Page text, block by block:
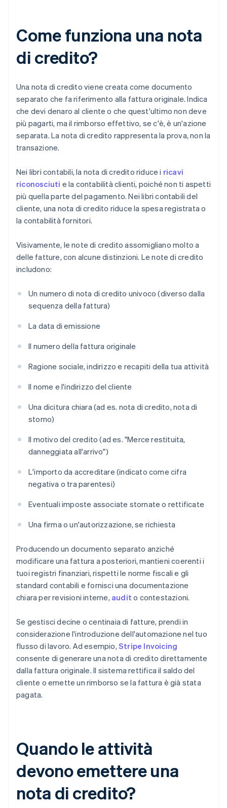
Come funziona una nota
di credito?
Una nota di credito viene creata come documento
separato che fa riferimento alla fattura originale. Indica
che devi denaro al cliente o che quest'ultimo non deve
più pagarti, ma il rimborso effettivo, se c'è, è un'azione
separata. La nota di credito rappresenta la prova, non la
transazione.
Nei libri contabili, la nota di credito riduce i ricavi
riconosciuti e la contabilità clienti, poiché non ti aspetti
più quella parte del pagamento. Nei libri contabili del
cliente, una nota di credito riduce la spesa registrata o
la contabilità fornitori.
Visivamente, le note di credito assomigliano molto a
delle fatture, con alcune distinzioni. Le note di credito
includono:
Un numero di nota di credito univoco (diverso dalla
sequenza della fattura)
La data di emissione
Il numero della fattura originale
Ragione sociale, indirizzo e recapiti della tua attività
Il nome e l'indirizzo del cliente
Una dicitura chiara (ad es. nota di credito, nota di
storno)
Il motivo del credito (ad es. "Merce restituita,
danneggiata all'arrivo")
L'importo da accreditare (indicato come cifra
negativa o tra parentesi)
Eventuali imposte associate stornate o rettificate
Una firma o un'autorizzazione, se richiesta
Producendo un documento separato anziché
modificare una fattura a posteriori, mantieni coerenti i
tuoi registri finanziari, rispetti le norme fiscali e gli
standard contabili e fornisci una documentazione
chiara per revisioni interne, audit o contestazioni.
Se gestisci decine o centinaia di fatture, prendi in
considerazione l'introduzione dell'automazione nel tuo
flusso di lavoro. Ad esempio, Stripe Invoicing
consente di generare una nota di credito direttamente
dalla fattura originale. Il sistema rettifica il saldo del
cliente o emette un rimborso se la fattura è già stata
pagata.
Quando le attività
devono emettere una
nota di credito?